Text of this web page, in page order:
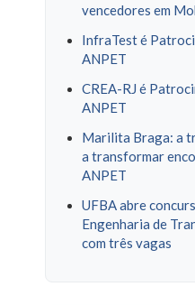
vencedores em
InfraTest é
ANPET
CREA-RJ é
ANPET
Marilita Braga: a
a transformar
ANPET
UFBA abre
Engenharia de
com três vagas